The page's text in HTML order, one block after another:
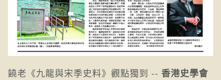
饒老《九龍與宋季史料》觀點獨到 -- 香港史學會